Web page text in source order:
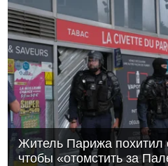
Житель Парижа похитил
чтобы «отомстить за